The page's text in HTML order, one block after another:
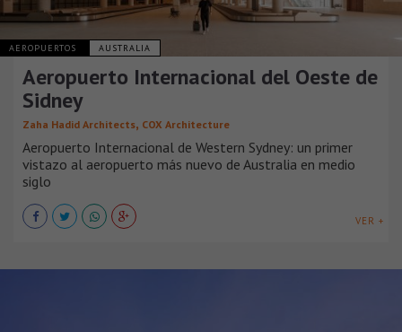
AEROPUERTOS AUSTRALIA
Aeropuerto Internacional del Oeste de
Sidney
Zaha Hadid Architects, COX Architecture
Aeropuerto Internacional de Western Sydney: un primer
vistazo al aeropuerto más nuevo de Australia en medio
siglo
VER +